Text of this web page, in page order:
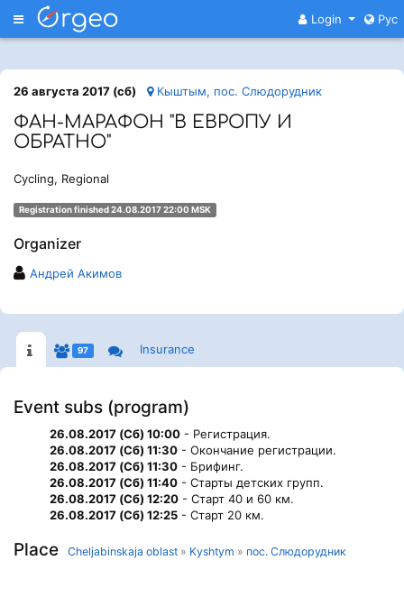
Меню Login Рус
26 августа 2017 (сб) Кыштым, пос. Слюдорудник
ФАН-МАРАФОН "В ЕВРОПУ И
ОБРАТНО"
Cycling, Regional
Registration finished 24.08.2017 22:00 MSK
Organizer
Андрей Акимов
97 Insurance
Event subs (program)
26.08.2017 (Сб) 10:00 - Регистрация.
26.08.2017 (Сб) 11:30 - Окончание регистрации.
26.08.2017 (Сб) 11:30 - Брифинг.
26.08.2017 (Сб) 11:40 - Старты детских групп.
26.08.2017 (Сб) 12:20 - Старт 40 и 60 км.
26.08.2017 (Сб) 12:25 - Старт 20 км.
Place Cheljabinskaja oblast » Kyshtym » пос. Слюдорудник